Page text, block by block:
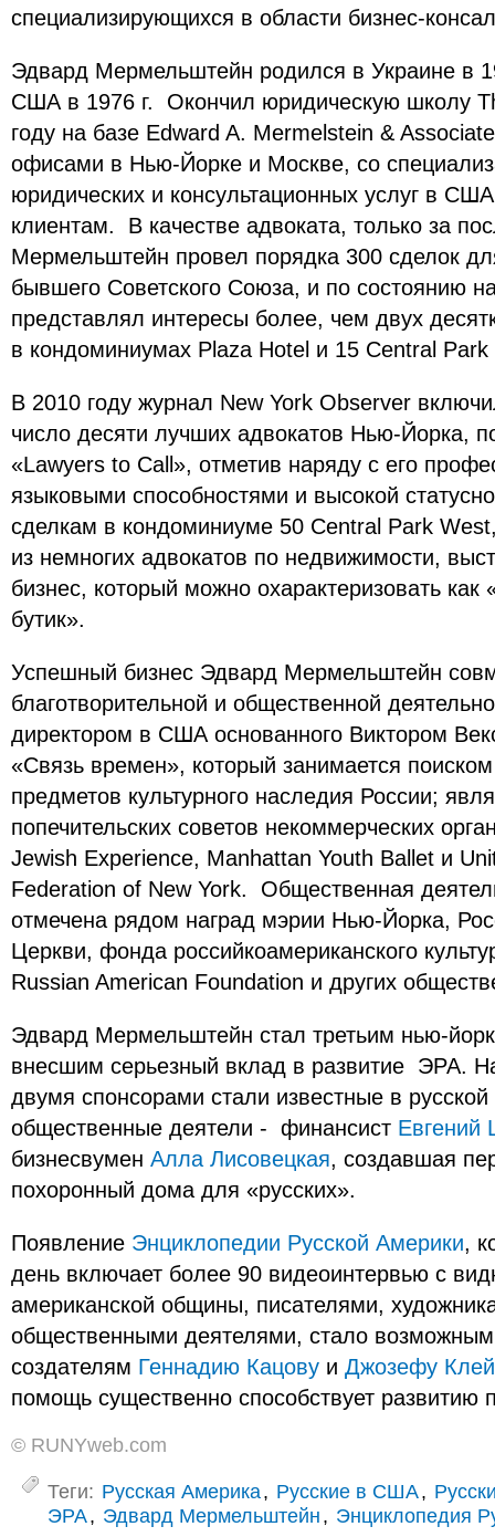
специализирующихся в области бизнес-
Эдвард Мермельштейн родился в Украине в
США в 1976 г. Окончил юридическую школу
году на базе Edward A. Mermelstein &
офисами в Нью-Йорке и Москве, со
юридических и консультационных услуг в
клиентам. В качестве адвоката, только за
Мермельштейн провел порядка 300 сделок
бывшего Советского Союза, и по состоянию
представлял интересы более, чем двух
в кондоминиумах Plaza Hotel и 15 Central Park
В 2010 году журнал New York Observer
число десяти лучших адвокатов Нью-Йорка,
«Lawyers to Call», отметив наряду с его
языковыми способностями и высокой
сделкам в кондоминиуме 50 Central Park
из немногих адвокатов по недвижимости,
бизнес, который можно охарактеризовать
бутик».
Успешный бизнес Эдвард Мермельштейн
благотворительной и общественной
директором в США основанного Виктором
«Связь времен», который занимается
предметов культурного наследия России;
попечительских советов некоммерческих
Jewish Experience, Manhattan Youth Ballet и
Federation of New York. Общественная
отмечена рядом наград мэрии Нью-Йорка,
Церкви, фонда российкоамериканского
Russian American Foundation и других
Эдвард Мермельштейн стал третьим нью-
внесшим серьезный вклад в развитие ЭРА.
двумя спонсорами стали известные в
общественные деятели - финансист Евгений
бизнесвумен Алла Лисовецкая, создавшая
похоронный дома для «русских».
Появление Энциклопедии Русской Америки,
день включает более 90 видеоинтервью с
американской общины, писателями,
общественными деятелями, стало возможным
создателям Геннадию Кацову и Джозефу
помощь существенно способствует развитию
© RUNYweb.com
Теги: Русская Америка, Русские в США,
ЭРА, Эдвард Мермельштейн, Энциклопедия